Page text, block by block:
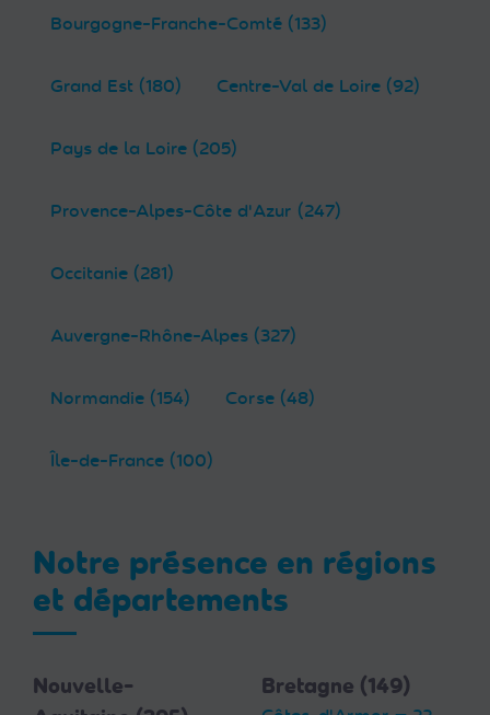
Bourgogne-Franche-Comté (133)
Grand Est (180) Centre-Val de Loire (92)
Pays de la Loire (205)
Provence-Alpes-Côte d'Azur (247)
Occitanie (281)
Auvergne-Rhône-Alpes (327)
Normandie (154) Corse (48)
Île-de-France (100)
Notre présence en régions
et départements
Nouvelle-
Bretagne (149)